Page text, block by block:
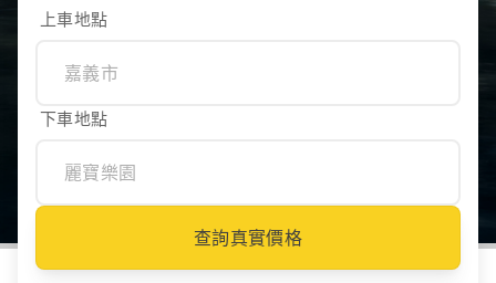
上車地點
下車地點
查詢真實價格